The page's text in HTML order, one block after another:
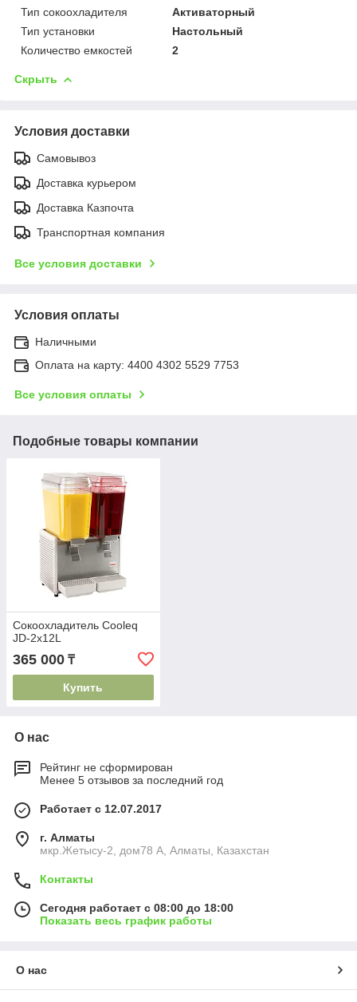
Тип сокоохладителя
Активаторный
Тип установки
Настольный
Количество емкостей
2
Скрыть
Условия доставки
Самовывоз
Доставка курьером
Доставка Казпочта
Транспортная компания
Все условия доставки
Условия оплаты
Наличными
Оплата на карту: 4400 4302 5529 7753
Все условия оплаты
Подобные товары компании
Сокоохладитель Cooleq
JD-2x12L
365 000 ₸
Купить
О нас
Рейтинг не сформирован
Менее 5 отзывов за последний год
Работает с 12.07.2017
г. Алматы
мкр.Жетысу-2, дом78 А, Алматы, Казахстан
Контакты
Сегодня работает с 08:00 до 18:00
Показать весь график работы
О нас